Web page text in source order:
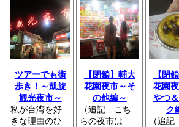
ツアーでも街
歩き！～凱旋
観光夜市～
私が台湾を好
きな理由のひ
【閉鎖】輔大
花園夜市～そ
の他編～
（追記 こち
らの夜市は
【閉
花園
やつ
ク
（追